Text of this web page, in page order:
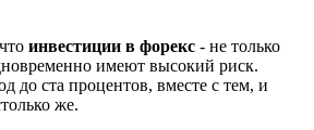
инвестиции в форекс - не только
имеют высокий риск.
до ста процентов, вместе с тем, и
же.